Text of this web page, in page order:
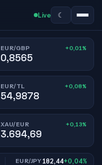
Live ☾
EUR/GBP +0,01%
0,8565
EUR/TL +0,08%
54,9878
XAU/EUR +0,13%
3.694,69
EUR/JPY182,44+0,04%